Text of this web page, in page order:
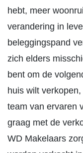
hebt, meer
verandering in
beleggingspand
zich elders
bent om de
huis wilt
team van ervaren
graag met de
WD Makelaars